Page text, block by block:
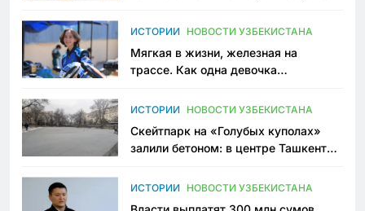
ИСТОРИИ НОВОСТИ УЗБЕКИСТАНА
Мягкая в жизни, железная на
трассе. Как одна девочка
Узбекистане
ИСТОРИИ НОВОСТИ УЗБЕКИСТАНА
Скейтпарк на «Голубых куполах»
залили бетоном: в центре Ташкента
пространство
ИСТОРИИ НОВОСТИ УЗБЕКИСТАНА